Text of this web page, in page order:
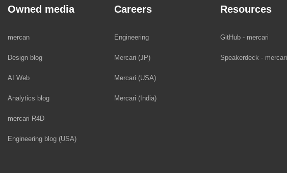
Owned media
mercan
Design blog
AI Web
Analytics blog
mercari R4D
Engineering blog (USA)
Careers
Engineering
Mercari (JP)
Mercari (USA)
Mercari (India)
Resources
GitHub - mercari
Speakerdeck - mercari